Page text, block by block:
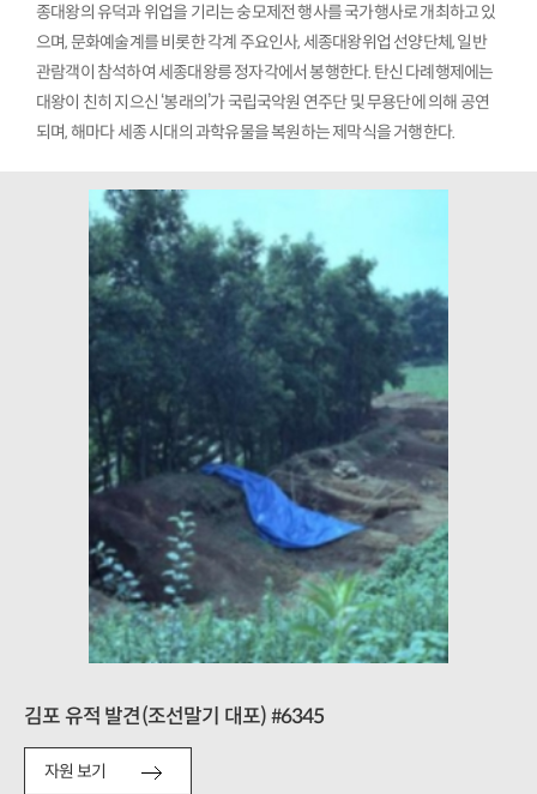
종대왕의 유덕과 위업을 기리는 숭모제전 행사를 국가행사로 개최하고 있
으며, 문화예술계를 비롯한 각계 주요인사, 세종대왕위업 선양단체, 일반
관람객이 참석하여 세종대왕릉 정자각에서 봉행한다. 탄신 다례행제에는
대왕이 친히 지으신 ‘봉래의’가 국립국악원 연주단 및 무용단에 의해 공연
되며, 해마다 세종 시대의 과학유물을 복원하는 제막식을 거행한다.
김포 유적 발견(조선말기 대포) #6345
자원 보기